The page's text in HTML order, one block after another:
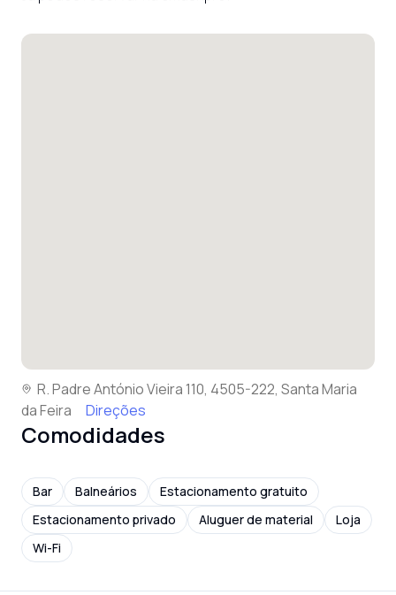
R. Padre António Vieira 110, 4505-222, Santa Maria
da Feira
Direções
Comodidades
Bar Balneários
Estacionamento gratuito
Estacionamento privado
Aluguer de material
Loja
Wi-Fi